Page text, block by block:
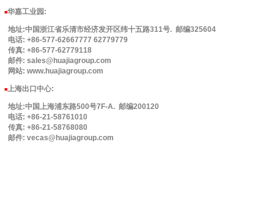
■华嘉工业园 :
地址:中国浙江省乐清市经济发开区纬十五路311号. 邮编325604
电话: +86-577-62667777 62779779
传真: +86-577-62779118
邮件: sales@huajiagroup.com
网站: www.huajiagroup.com
■上海出口中心:
地址:中国上海浦东路500号7F-A. 邮编200120
电话: +86-21-58761010
传真: +86-21-58768080
邮件: vecas@huajiagroup.com